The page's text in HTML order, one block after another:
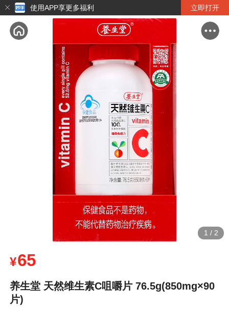
使用APP享更多福利 立即打开
1 / 2
¥65
养生堂 天然维生素C咀嚼片 76.5g(850mg×90
片)